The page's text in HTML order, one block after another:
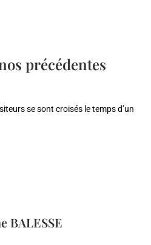
précédentes
se sont croisés le temps d’un
BALESSE